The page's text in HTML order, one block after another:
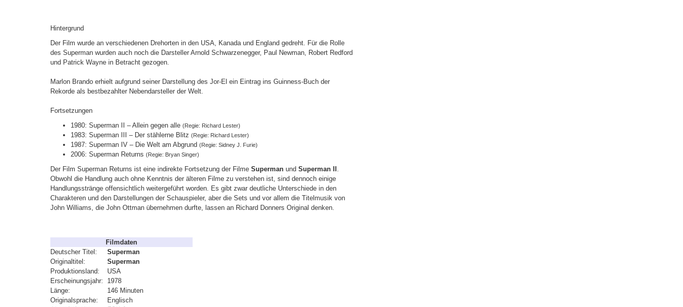
Hintergrund
Der Film wurde an verschiedenen Drehorten in den USA, Kanada und England gedreht. Für die Rolle
des Superman wurden auch noch die Darsteller Arnold Schwarzenegger, Paul Newman, Robert Redford
und Patrick Wayne in Betracht gezogen.
Marlon Brando erhielt aufgrund seiner Darstellung des Jor-El ein Eintrag ins Guinness-Buch der
Rekorde als bestbezahlter Nebendarsteller der Welt.
Fortsetzungen
1980: Superman II – Allein gegen alle (Regie: Richard Lester)
1983: Superman III – Der stählerne Blitz (Regie: Richard Lester)
1987: Superman IV – Die Welt am Abgrund (Regie: Sidney J. Furie)
2006: Superman Returns (Regie: Bryan Singer)
Der Film Superman Returns ist eine indirekte Fortsetzung der Filme Superman und Superman II
Obwohl die Handlung auch ohne Kenntnis der älteren Filme zu verstehen ist, sind dennoch einige
Handlungsstränge offensichtlich weitergeführt worden. Es gibt zwar deutliche Unterschiede in den
Charakteren und den Darstellungen der Schauspieler, aber die Sets und vor allem die Titelmusik von
John Williams, die John Ottman übernehmen durfte, lassen an Richard Donners Original denken.
Filmdaten
Deutscher Titel:
Superman
Originaltitel:
Superman
Produktionsland:
USA
Erscheinungsjahr:
1978
Länge:
146 Minuten
Originalsprache:
Englisch